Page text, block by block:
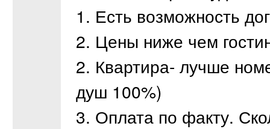
1. Есть возможность
2. Цены ниже чем
2. Квартира- лучше
душ 100%)
3. Оплата по факту.